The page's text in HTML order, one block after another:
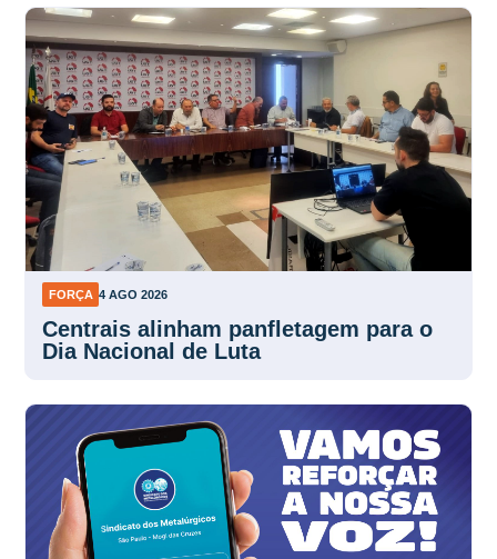
FORÇA 4 AGO 2026
Centrais alinham panfletagem para o
Dia Nacional de Luta